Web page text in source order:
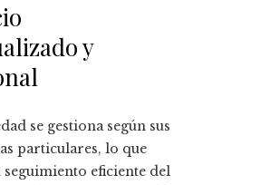
y
se gestiona según sus
particulares, lo que
seguimiento eficiente del